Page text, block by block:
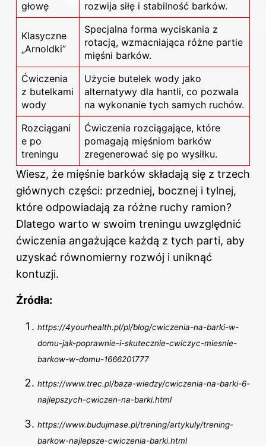
głowę rozwija siłę i stabilność barków.
Klasyczne
„Arnoldki”
Specjalna forma wyciskania z
rotacją, wzmacniająca różne partie
mięśni barków.
Ćwiczenia
z butelkami
wody
Użycie butelek wody jako
alternatywy dla hantli, co pozwala
na wykonanie tych samych ruchów.
Rozciągani
e po
treningu
Ćwiczenia rozciągające, które
pomagają mięśniom barków
zregenerować się po wysiłku.
Wiesz, że mięśnie barków składają się z trzech
głównych części: przedniej, bocznej i tylnej,
które odpowiadają za różne ruchy ramion?
Dlatego warto w swoim treningu uwzględnić
ćwiczenia angażujące każdą z tych parti, aby
uzyskać równomierny rozwój i uniknąć
kontuzji.
Źródła:
https://4yourhealth.pl/pl/blog/cwiczenia-na-barki-w-
domu-jak-poprawnie-i-skutecznie-cwiczyc-miesnie-
barkow-w-domu-1666201777
https://www.trec.pl/baza-wiedzy/cwiczenia-na-barki-6-
najlepszych-cwiczen-na-barki.html
https://www.budujmase.pl/trening/artykuly/trening-
barkow-najlepsze-cwiczenia-barki.html